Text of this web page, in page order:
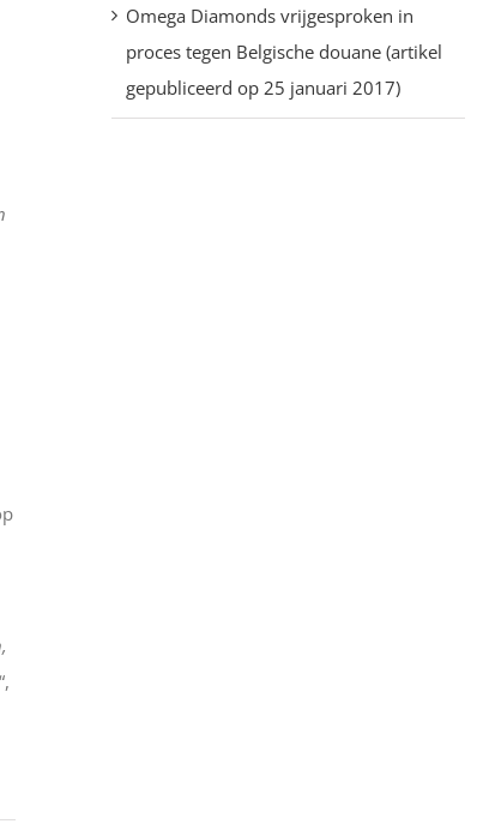
“,
Omega Diamonds vrijgesproken in
proces tegen Belgische douane (artikel
gepubliceerd op 25 januari 2017)